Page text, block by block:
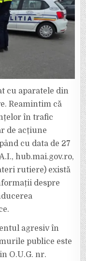
cu aparatele din
Reamintim că
în trafic
de acțiune
cu data de 27
hub.mai.gov.ro,
rutiere) există
despre
agresiv în
publice este
O.U.G. nr.